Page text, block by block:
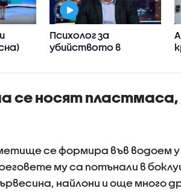
Психолог за
убийството в
Възрастните
за агресивно
се носят
се формира във водоем у
му са потънали в
найлони и още много